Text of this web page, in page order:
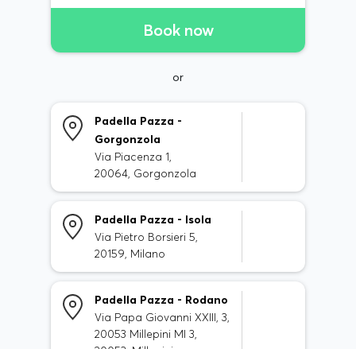
Book now
or
Padella Pazza -
Gorgonzola
Via Piacenza 1,
20064, Gorgonzola
Padella Pazza - Isola
Via Pietro Borsieri 5,
20159, Milano
Padella Pazza - Rodano
Via Papa Giovanni XXIII, 3,
20053 Millepini MI 3,